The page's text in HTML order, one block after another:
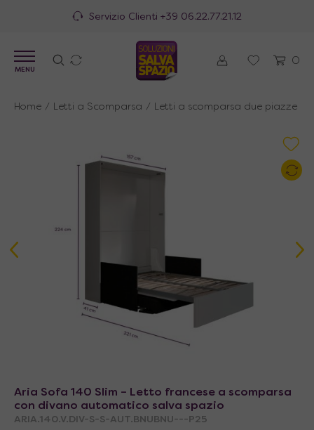
100% Made in Italy
0
MENU
Home / Letti a Scomparsa / Letti a scomparsa due piazze
Aria Sofa 140 Slim – Letto francese a scomparsa
con divano automatico salva spazio
ARIA.140.V.DIV-S-S-AUT.BNUBNU---P25